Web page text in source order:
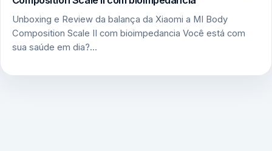
Unboxing e Review da balança da Xiaomi a MI Body
Composition Scale II com bioimpedancia Você está com
sua saúde em dia?…